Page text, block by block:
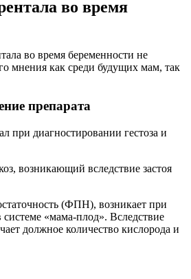
во время
во время беременности не
мнения как среди будущих мам, так
препарата
при диагностировании гестоза и
возникающий вследствие застоя
(ФПН), возникает при
«мама-плод». Вследствие
должное количество кислорода и